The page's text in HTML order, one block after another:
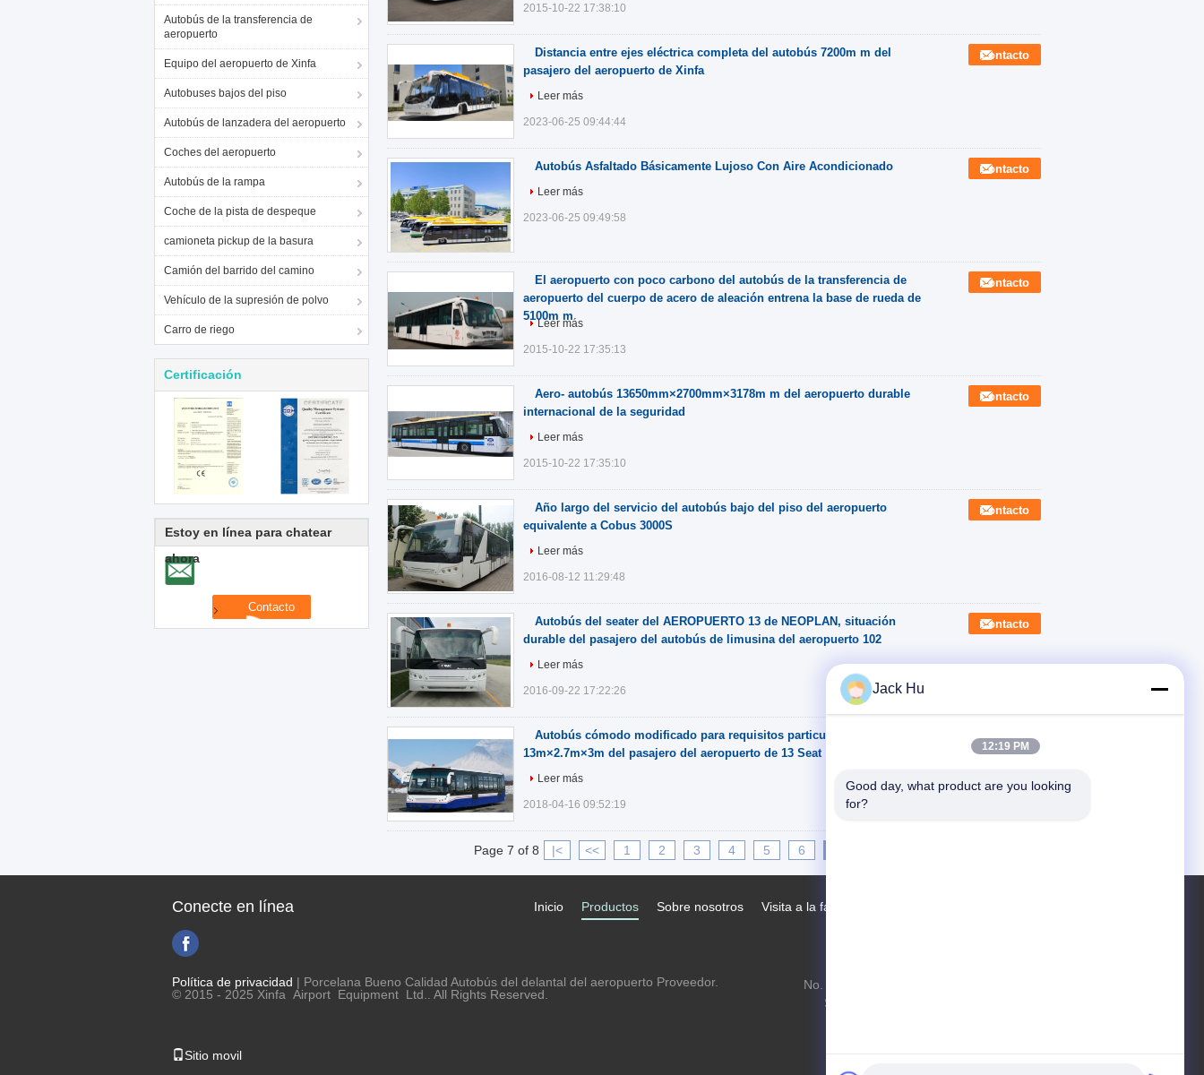
Autobús de la transferencia de
aeropuerto
Equipo del aeropuerto de Xinfa
Autobuses bajos del piso
Autobús de lanzadera del aeropuerto
Coches del aeropuerto
Autobús de la rampa
Coche de la pista de despeque
camioneta pickup de la basura
Camión del barrido del camino
Vehículo de la supresión de polvo
Carro de riego
Certificación
Estoy en línea para chatear
ahora
2015-10-22 17:38:10
Distancia entre ejes eléctrica completa del autobús 7200m m del
pasajero del aeropuerto de Xinfa
Contacto
Leer más
2023-06-25 09:44:44
Autobús Asfaltado Básicamente Lujoso Con Aire Acondicionado Contacto
Leer más
2023-06-25 09:49:58
El aeropuerto con poco carbono del autobús de la transferencia de
aeropuerto del cuerpo de acero de aleación entrena la base de rueda de
5100m m
Contacto
Leer más
2015-10-22 17:35:13
Aero- autobús 13650mm×2700mm×3178m m del aeropuerto durable
internacional de la seguridad
Contacto
Leer más
2015-10-22 17:35:10
Año largo del servicio del autobús bajo del piso del aeropuerto
equivalente a Cobus 3000S
Contacto
Leer más
2016-08-12 11:29:48
Autobús del seater del AEROPUERTO 13 de NEOPLAN, situación
durable del pasajero del autobús de limusina del aeropuerto 102
Contacto
Leer más
2016-09-22 17:22:26
Autobús cómodo modificado para requisitos particulares el
13m×2.7m×3m del pasajero del aeropuerto de 13 Seat
Contacto
Leer más
2018-04-16 09:52:19
Page 7 of 8 |< << 1 2 3 4 5 6
Conecte en línea Visita a la fábrica
Sobre nosotros
Productos
Inicio
Política de privacidad | Porcelana Bueno Calidad Autobús del delantal del aeropuerto Proveedor.
© 2015 - 2025 Xinfa Airport Equipment Ltd.. All Rights Reserved.
No. 97 camino de Changping, ciudad de
Shahe, distrito de Changping, Pekín,
Sitio movil
Jack Hu
12:19 PM
Good day, what product are you looking
for?